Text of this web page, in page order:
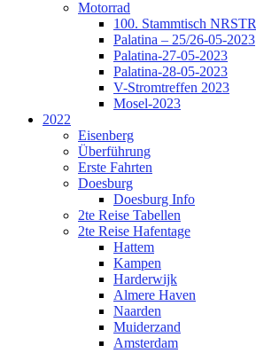
Motorrad
100. Stammtisch NRSTR
Palatina – 25/26-05-2023
Palatina-27-05-2023
Palatina-28-05-2023
V-Stromtreffen 2023
Mosel-2023
2022
Eisenberg
Überführung
Erste Fahrten
Doesburg
Doesburg Info
2te Reise Tabellen
2te Reise Hafentage
Hattem
Kampen
Harderwijk
Almere Haven
Naarden
Muiderzand
Amsterdam